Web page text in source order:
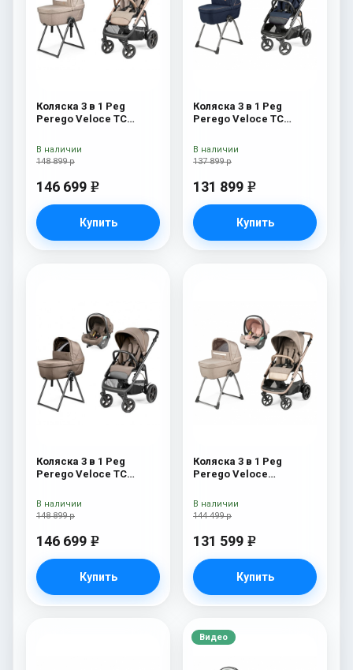
Коляска 3 в 1 Peg
Perego Veloce TC
Amour New
148 899 р
146 699 e
Купить
В наличии
Коляска 3 в 1 Peg
Perego Veloce TC
Shine
137 899 р
131 899 e
Купить
В наличии
Коляска 3 в 1 Peg
Perego Veloce TC
Bark New
148 899 р
146 699 e
Купить
В наличии
Коляска 3 в 1 Peg
Perego Veloce
Amour
144 499 р
131 599 e
Купить
В наличии
Видео